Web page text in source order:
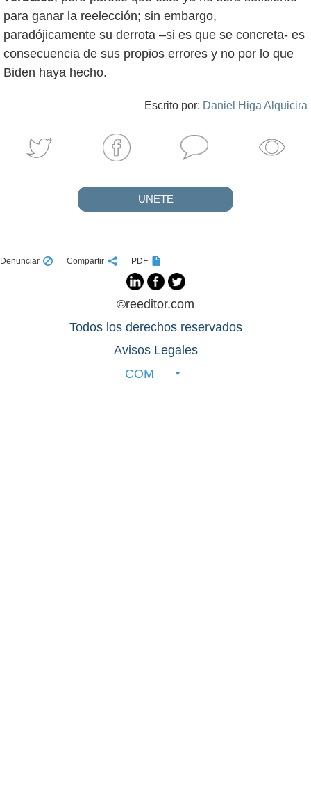
para ganar la reelección; sin embargo,
paradójicamente su derrota –si es que se concreta- es
consecuencia de sus propios errores y no por lo que
Biden haya hecho.
Escrito por: Daniel Higa Alquicira
UNETE
Denunciar Compartir PDF
©reeditor.com
Todos los derechos reservados
Avisos Legales